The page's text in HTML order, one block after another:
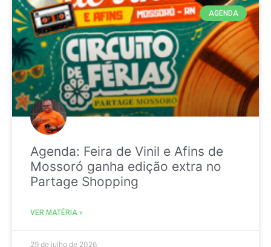
AGENDA
Agenda: Feira de Vinil e Afins de
Mossoró ganha edição extra no
Partage Shopping
VER MATÉRIA »
29 de julho de 2026